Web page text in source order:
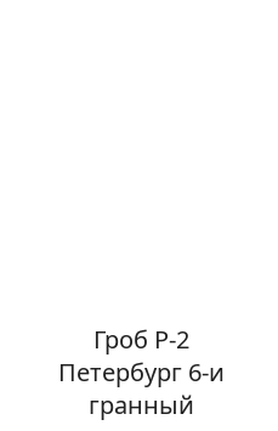
Гроб Р-2
Петербург 6-и
гранный